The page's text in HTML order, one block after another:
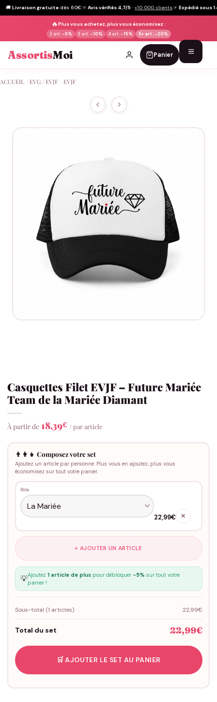
🚚 Livraison gratuite dès 60€|⭐ Avis vérifiés 4,7/5 · +10 000 clients|⚡ Expédié sous
🔥Plus vous achetez, plus vous économisez :
2 art. -5% 3 art. -10% 4 art. -15% 5+ art. -20%
AssortisMoi Panier
au
ACCUEIL EVG / EVJF EVJF
Casquettes Filet EVJF – Future Mariée
Team de la Mariée Diamant
À partir de 18,39€ / par article
👨‍👩‍👧 Composez votre set
Ajoutez un article par personne. Plus vous en ajoutez, plus vous
économisez sur tout votre panier.
Rôle
22,99€ ✕
+ AJOUTER UN ARTICLE
💡Ajoutez 1 article de pluspour débloquer -5% sur tout votre
panier !
Sous-total (1 articles) 22,99€
Total du set 22,99€
🛒 AJOUTER LE SET AU PANIER